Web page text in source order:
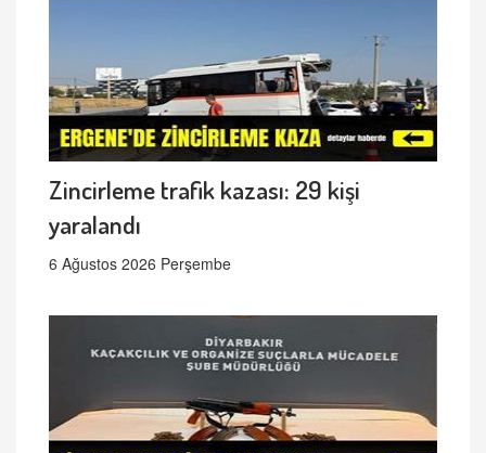
Zincirleme trafik kazası: 29 kişi
yaralandı
6 Ağustos 2026 Perşembe